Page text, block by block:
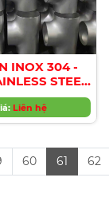
INOX 304 -
STEEL
TEE 304, 316
Liên hệ
60 61 62